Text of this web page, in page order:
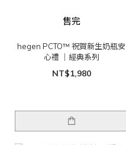
售完
hegen PCTO™ 祝賀新生奶瓶安
心禮 ｜經典系列
NT$1,980